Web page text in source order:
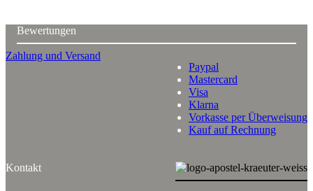
Bewertungen
Zahlung und Versand
Paypal
Mastercard
Visa
Klarna
Vorkasse per Überweisung
Kauf auf Rechnung
Kontakt